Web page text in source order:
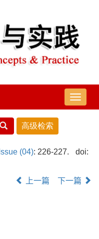
导
航
Issue (04): 226-227.
doi:
上一篇 下一篇